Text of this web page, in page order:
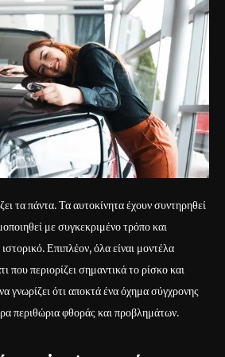
τα πάντα. Τα αυτοκίνητα έχουν συντηρηθεί
με συγκεκριμένο τρόπο και
Επιπλέον, όλα είναι μοντέλα
που περιορίζει σημαντικά το ρίσκο και
γνωρίζει ότι αποκτά ένα όχημα σύγχρονης
περιθώρια φθοράς και προβλημάτων.